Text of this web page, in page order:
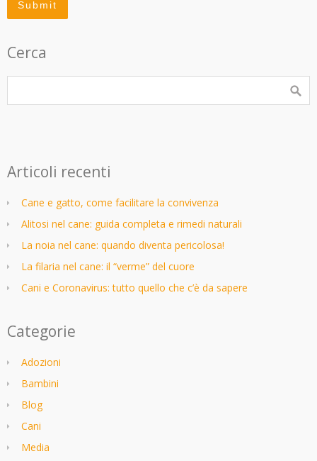
Cerca
Articoli recenti
Cane e gatto, come facilitare la convivenza
Alitosi nel cane: guida completa e rimedi naturali
La noia nel cane: quando diventa pericolosa!
La filaria nel cane: il “verme” del cuore
Cani e Coronavirus: tutto quello che c’è da sapere
Categorie
Adozioni
Bambini
Blog
Cani
Media